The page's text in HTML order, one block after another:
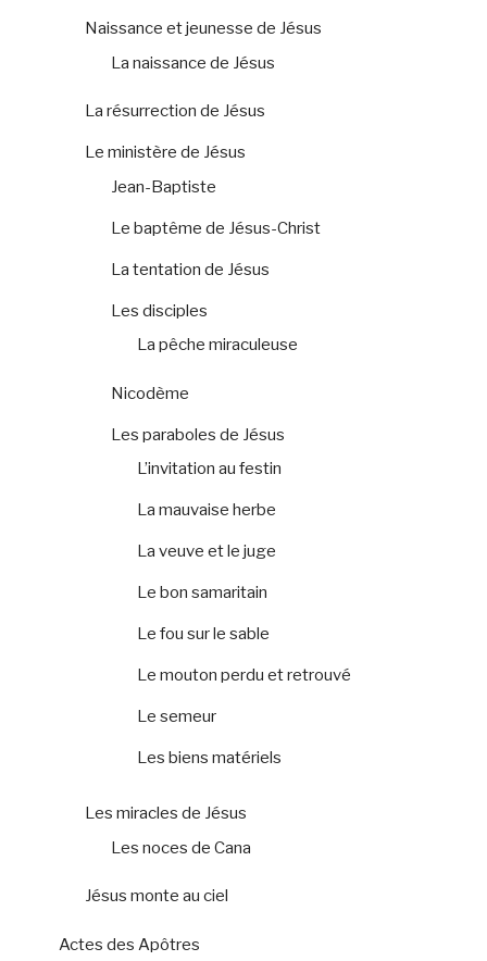
Naissance et jeunesse de Jésus
La naissance de Jésus
La résurrection de Jésus
Le ministère de Jésus
Jean-Baptiste
Le baptême de Jésus-Christ
La tentation de Jésus
Les disciples
La pêche miraculeuse
Nicodème
Les paraboles de Jésus
L’invitation au festin
La mauvaise herbe
La veuve et le juge
Le bon samaritain
Le fou sur le sable
Le mouton perdu et retrouvé
Le semeur
Les biens matériels
Les miracles de Jésus
Les noces de Cana
Jésus monte au ciel
Actes des Apôtres